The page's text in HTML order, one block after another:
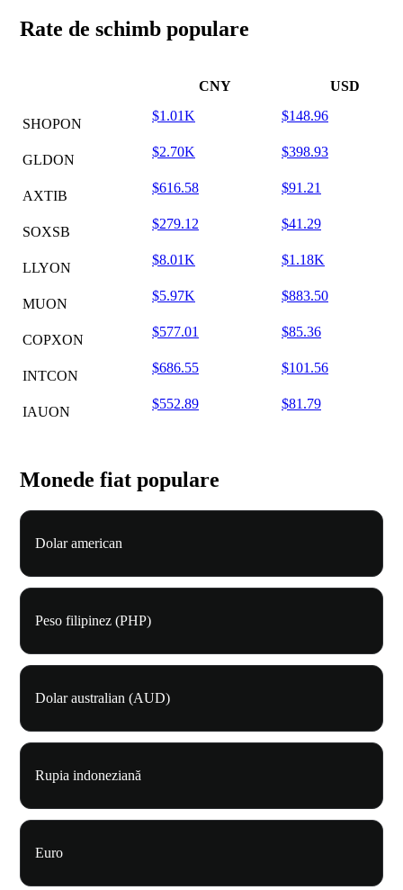
Rate de schimb populare
CNY USD
SHOPON
$1.01K $148.96
GLDON
$2.70K $398.93
AXTIB
$616.58 $91.21
SOXSB
$279.12 $41.29
LLYON
$8.01K $1.18K
MUON
$5.97K $883.50
COPXON
$577.01 $85.36
INTCON
$686.55 $101.56
IAUON
$552.89 $81.79
Monede fiat populare
Dolar american
Peso filipinez (PHP)
Dolar australian (AUD)
Rupia indoneziană
Euro